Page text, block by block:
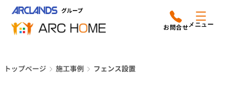
ッ
アークホームについて
施工事例
メニュー
営業時間は
平日9時から18時までと
電話をかける
トップページ 施工事例 フェンス設置